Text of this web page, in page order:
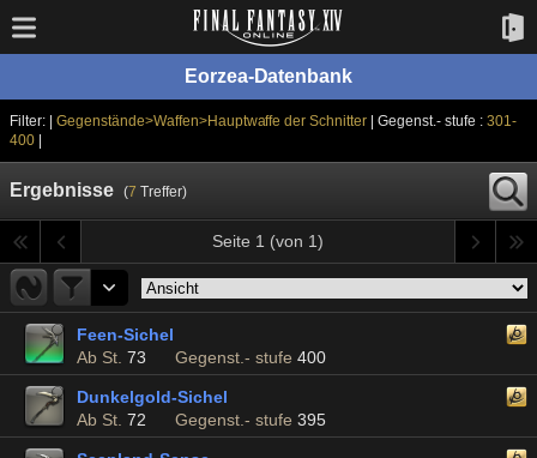
Eorzea-Datenbank
Filter: | Gegenstände>Waffen>Hauptwaffe der Schnitter | Gegenst.- stufe : 301-
400|
Ergebnisse (7 Treffer)
Seite 1 (von 1)
Feen-Sichel
Ab St. 73 Gegenst.- stufe 400
Dunkelgold-Sichel
Ab St. 72 Gegenst.- stufe 395